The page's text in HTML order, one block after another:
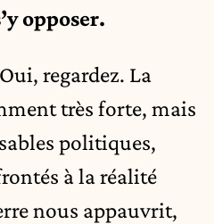
opposer.
Oui, regardez. La
très forte, mais
politiques,
à la réalité
nous appauvrit,